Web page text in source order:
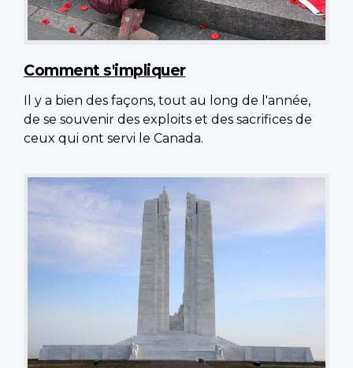
Comment s'impliquer
Il y a bien des façons, tout au long de l'année,
de se souvenir des exploits et des sacrifices de
ceux qui ont servi le Canada.